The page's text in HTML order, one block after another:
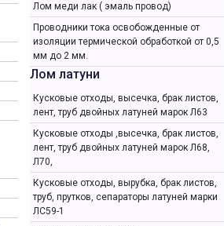
Лом меди лак ( эмаль провод)
Проводники тока освобожденные от
изоляции термической обработкой от 0,5
мм до 2 мм.
Лом латуни
Кусковые отходы, высечка, брак листов,
лент, труб двойных латуней марок Л63
Кусковые отходы ,высечка, брак листов,
лент, труб двойных латуней марок Л68,
Л70,
Кусковые отходы, вырубка, брак листов,
труб, прутков, сепараторы латуней марки
ЛС59-1